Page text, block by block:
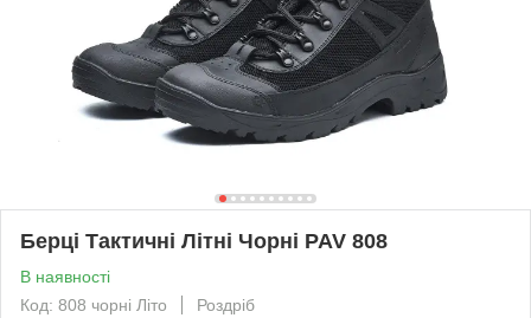
Берці Тактичні Літні Чорні PAV 808
В наявності
Код: 808 чорні Літо
Роздріб